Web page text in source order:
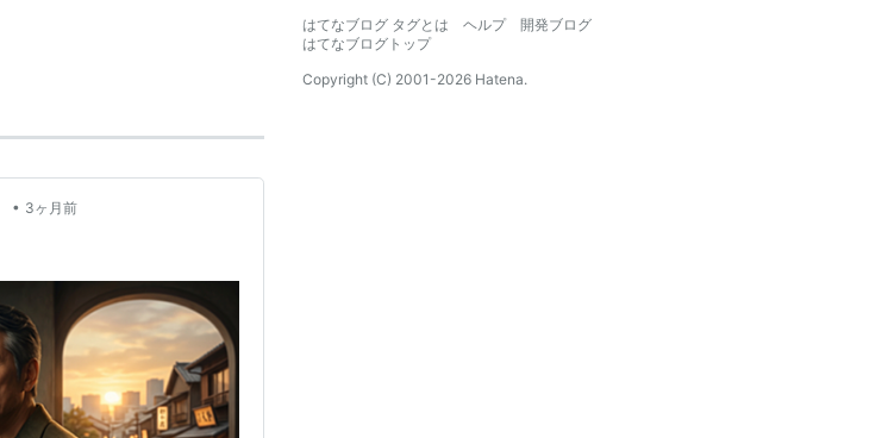
• 3ヶ月前
はてなブログ タグとは
ヘルプ
開発ブログ
はてなブログトップ
Copyright (C) 2001-2026 Hatena.